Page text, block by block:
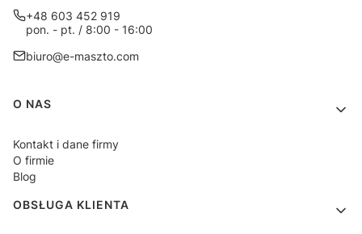
+48 603 452 919
pon. - pt. / 8:00 - 16:00
biuro@e-maszto.com
Linki w stopce
O NAS
Kontakt i dane firmy
O firmie
Blog
OBSŁUGA KLIENTA